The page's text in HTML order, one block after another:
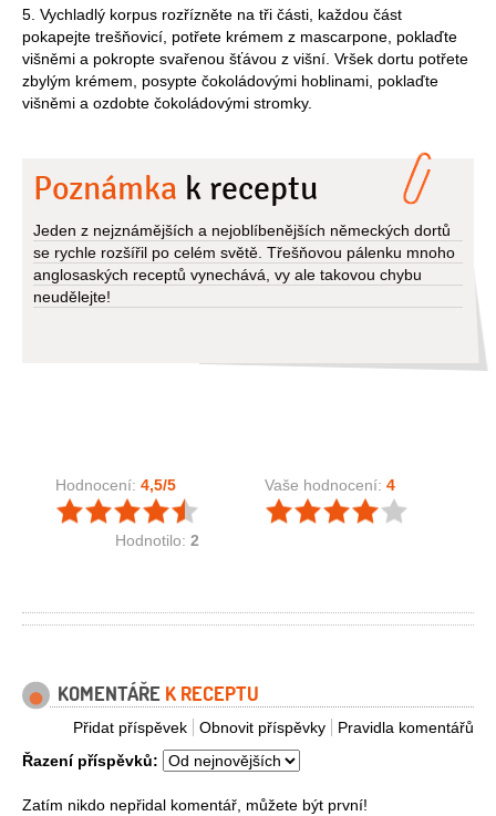
5. Vychladlý korpus rozřízněte na tři části, každou část
pokapejte trešňovicí, potřete krémem z mascarpone, poklaďte
višněmi a pokropte svařenou šťávou z višní. Vršek dortu potřete
zbylým krémem, posypte čokoládovými hoblinami, poklaďte
višněmi a ozdobte čokoládovými stromky.
Poznámka k receptu
Jeden z nejznámějších a nejoblíbenějších německých dortů
se rychle rozšířil po celém světě. Třešňovou pálenku mnoho
anglosaských receptů vynechává, vy ale takovou chybu
neudělejte!
Hodnocení: 4,5/5
Hodnotilo: 2
Vaše hodnocení: 4
KOMENTÁŘE K RECEPTU
Pravidla komentářů
Obnovit příspěvky
Přidat příspěvek
Řazení příspěvků:
Zatím nikdo nepřidal komentář, můžete být první!